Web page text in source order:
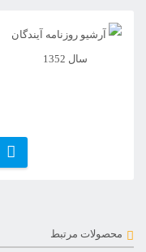
محصولات مرتبط